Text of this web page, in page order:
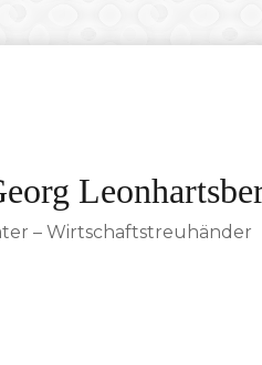
– Wirtschaftstreuhänder